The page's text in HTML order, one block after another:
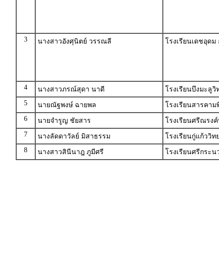
3 นางสาวอังศุนิตย์ วรรณลี โรงเรียนเดชอุด
4 นางสาวภรณ์สุดา นาดี
โรงเรียนบึงมะลู
5
นายณัฐพงษ์ ฉายพล
โรงเรียนสารคา
6
นายจำรูญ ชัยสาร
โรงเรียนศรีณรง
7
นางลัดดาวัลย์ มิสาธรรม
โรงเรียนกู่แก้ววิ
8
นางสาวสินีนาฎ ภูมีศรี โรงเรียนศรีกระ